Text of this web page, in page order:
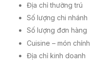
Địa chỉ thường trú
Số lượng chi nhánh
Số lượng đơn hàng
Cuisine – món chính
Địa chỉ kinh doanh